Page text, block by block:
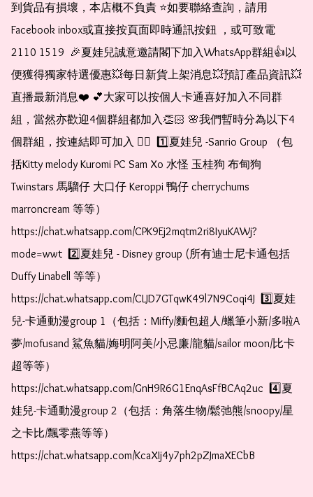
到貨品有損壞，本店概不負責 ⭐️如要聯絡查詢，請用
Facebook inbox或直接按頁面即時通訊按鈕 ，或可致電
2110 1519  🎉夏娃兒誠意邀請閣下加入WhatsApp群組👍以
便獲得獨家特選優惠💥每日新貨上架消息💥預訂產品資訊💥
直播最新消息❤️ 💕大家可以按個人卡通喜好加入不同群
組，當然亦歡迎4個群組都加入👏🏻 🌸我們暫時分為以下4
個群組，按連結即可加入 👇🏻  1️⃣夏娃兒 -Sanrio Group （包
括Kitty melody Kuromi PC Sam Xo 水怪 玉桂狗 布甸狗
Twinstars 馬騮仔 大口仔 Keroppi 鴨仔 cherrychums
marroncream 等等）
https://chat.whatsapp.com/CPK9Ej2mqtm2ri8IyuKAWj?
mode=wwt  2️⃣夏娃兒 - Disney group (所有迪士尼卡通包括
Duffy Linabell 等等）
https://chat.whatsapp.com/CLJD7GTqwK49l7N9Coqi4J  3️⃣夏娃
兒-卡通動漫group 1（包括：Miffy/麵包超人/蠟筆小新/多啦A
夢/mofusand 鯊魚貓/娒明阿美/小忌廉/龍貓/sailor moon/比卡
超等等）
https://chat.whatsapp.com/GnH9R6G1EnqAsFfBCAq2uc  4️⃣夏
娃兒-卡通動漫group 2（包括：角落生物/鬆弛熊/snoopy/星
之卡比/飄零燕等等）
https://chat.whatsapp.com/KcaXIj4y7ph2pZJmaXECbB